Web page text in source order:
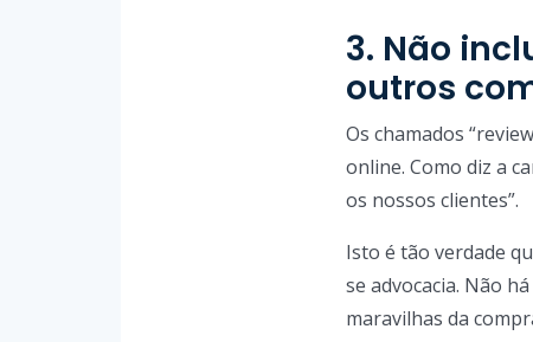
3. Não
outros
Os chamados
online. Como diz a
os nossos clientes”.
Isto é tão verdade
se advocacia. Não
maravilhas da